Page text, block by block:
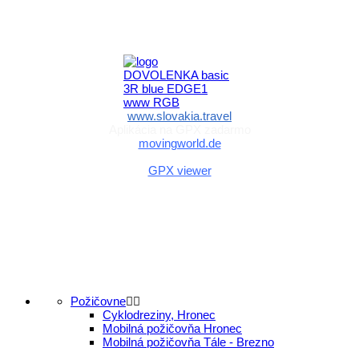
www.slovakia.travel
movingworld.de
GPX viewer
Požičovne
Cyklodreziny, Hronec
Mobilná požičovňa Hronec
Mobilná požičovňa Tále - Brezno